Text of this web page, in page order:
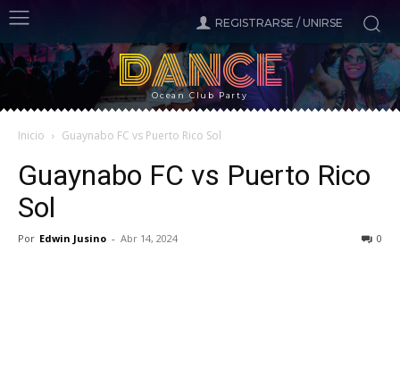
REGISTRARSE / UNIRSE
DANCE
Ocean Club Party
Inicio Guaynabo FC vs Puerto Rico Sol
Guaynabo FC vs Puerto Rico
Sol
Por Edwin Jusino - Abr 14, 2024 0